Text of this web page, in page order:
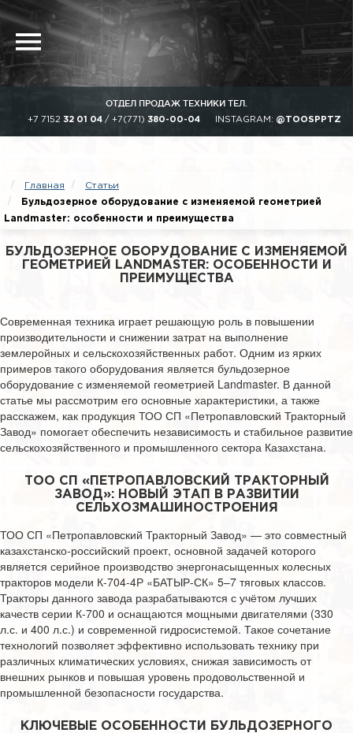
ОТДЕЛ ПРОДАЖ ТЕХНИКИ ТЕЛ.
+7 7152 32 01 04/ +7(771) 380-00-04 INSTAGRAM: @TOOSPPTZ
Главная
Статьи
Бульдозерное оборудование с изменяемой геометрией
Landmaster: особенности и преимущества
БУЛЬДОЗЕРНОЕ ОБОРУДОВАНИЕ С ИЗМЕНЯЕМОЙ
ГЕОМЕТРИЕЙ LANDMASTER: ОСОБЕННОСТИ И
ПРЕИМУЩЕСТВА
Современная техника играет решающую роль в повышении
производительности и снижении затрат на выполнение
землеройных и сельскохозяйственных работ. Одним из ярких
примеров такого оборудования является бульдозерное
оборудование с изменяемой геометрией Landmaster. В данной
статье мы рассмотрим его основные характеристики, а также
расскажем, как продукция ТОО СП «Петропавловский Тракторный
Завод» помогает обеспечить независимость и стабильное развитие
сельскохозяйственного и промышленного сектора Казахстана.
ТОО СП «ПЕТРОПАВЛОВСКИЙ ТРАКТОРНЫЙ
ЗАВОД»: НОВЫЙ ЭТАП В РАЗВИТИИ
СЕЛЬХОЗМАШИНОСТРОЕНИЯ
ТОО СП «Петропавловский Тракторный Завод» — это совместный
казахстанско-российский проект, основной задачей которого
является серийное производство энергонасыщенных колесных
тракторов модели К-704-4Р «БАТЫР-СК» 5–7 тяговых классов.
Тракторы данного завода разрабатываются с учётом лучших
качеств серии К-700 и оснащаются мощными двигателями (330
л.с. и 400 л.с.) и современной гидросистемой. Такое сочетание
технологий позволяет эффективно использовать технику при
различных климатических условиях, снижая зависимость от
внешних рынков и повышая уровень продовольственной и
промышленной безопасности государства.
КЛЮЧЕВЫЕ ОСОБЕННОСТИ БУЛЬДОЗЕРНОГО